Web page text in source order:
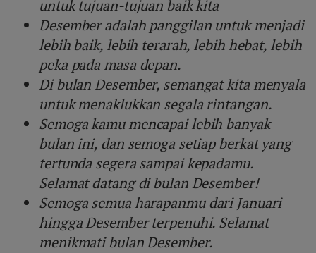
untuk tujuan-tujuan baik kita
Desember adalah panggilan untuk menjadi
lebih baik, lebih terarah, lebih hebat, lebih
peka pada masa depan.
Di bulan Desember, semangat kita menyala
untuk menaklukkan segala rintangan.
Semoga kamu mencapai lebih banyak
bulan ini, dan semoga setiap berkat yang
tertunda segera sampai kepadamu.
Selamat datang di bulan Desember!
Semoga semua harapanmu dari Januari
hingga Desember terpenuhi. Selamat
menikmati bulan Desember.